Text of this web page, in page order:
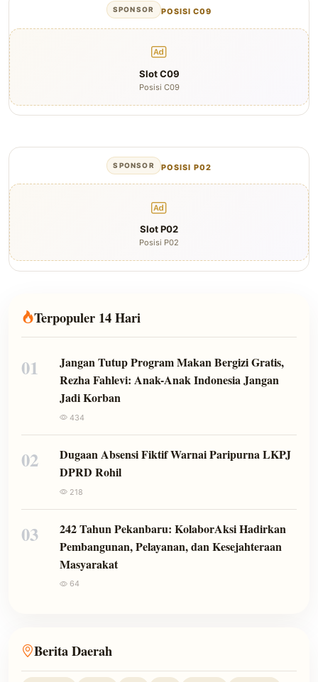
SPONSOR POSISI C09
Slot C09
Posisi C09
SPONSOR POSISI P02
Slot P02
Posisi P02
Terpopuler 14 Hari
01
Jangan Tutup Program Makan Bergizi Gratis,
Rezha Fahlevi: Anak-Anak Indonesia Jangan
Jadi Korban
434
02
Dugaan Absensi Fiktif Warnai Paripurna LKPJ
DPRD Rohil
218
03
242 Tahun Pekanbaru: KolaborAksi Hadirkan
Pembangunan, Pelayanan, dan Kesejahteraan
Masyarakat
64
Berita Daerah